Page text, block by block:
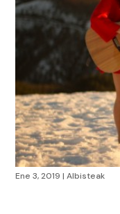
Ene 3, 2019 |Albisteak